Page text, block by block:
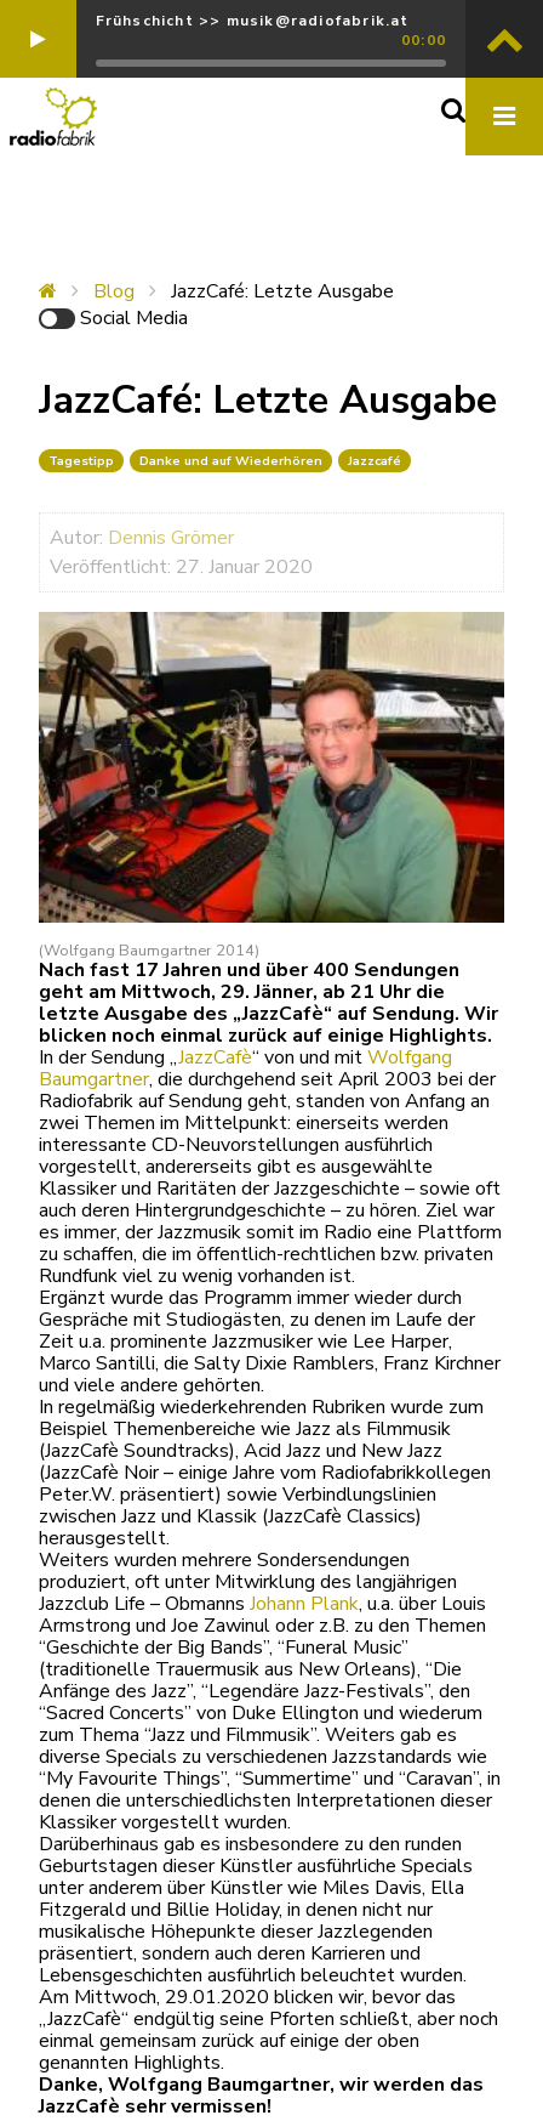
Frühschicht >> musik@radiofabrik.at
00:00
Blog
JazzCafé: Letzte Ausgabe
Social Media
JazzCafé: Letzte Ausgabe
Tagestipp Danke und auf Wiederhören Jazzcafé
Autor: Dennis Grömer
Veröffentlicht: 27. Januar 2020
(Wolfgang Baumgartner 2014)
Nach fast 17 Jahren und über 400 Sendungen
geht am Mittwoch, 29. Jänner, ab 21 Uhr die
letzte Ausgabe des „JazzCafè“ auf Sendung. Wir
blicken noch einmal zurück auf einige Highlights.
In der Sendung „JazzCafè“ von und mitWolfgang
Baumgartner, die durchgehend seit April 2003 bei der
Radiofabrik auf Sendung geht, standen von Anfang an
zwei Themen im Mittelpunkt: einerseits werden
interessante CD-Neuvorstellungen ausführlich
vorgestellt, andererseits gibt es ausgewählte
Klassiker und Raritäten der Jazzgeschichte – sowie oft
auch deren Hintergrundgeschichte – zu hören. Ziel war
es immer, der Jazzmusik somit im Radio eine Plattform
zu schaffen, die im öffentlich-rechtlichen bzw. privaten
Rundfunk viel zu wenig vorhanden ist.
Ergänzt wurde das Programm immer wieder durch
Gespräche mit Studiogästen, zu denen im Laufe der
Zeit u.a. prominente Jazzmusiker wie Lee Harper,
Marco Santilli, die Salty Dixie Ramblers, Franz Kirchner
und viele andere gehörten.
In regelmäßig wiederkehrenden Rubriken wurde zum
Beispiel Themenbereiche wie Jazz als Filmmusik
(JazzCafè Soundtracks), Acid Jazz und New Jazz
(JazzCafè Noir – einige Jahre vom Radiofabrikkollegen
Peter.W. präsentiert) sowie Verbindlungslinien
zwischen Jazz und Klassik (JazzCafè Classics)
herausgestellt.
Weiters wurden mehrere Sondersendungen
produziert, oft unter Mitwirklung des langjährigen
Jazzclub Life – Obmanns Johann Plank, u.a. über Louis
Armstrong und Joe Zawinul oder z.B. zu den Themen
“Geschichte der Big Bands”, “Funeral Music”
(traditionelle Trauermusik aus New Orleans), “Die
Anfänge des Jazz”, “Legendäre Jazz-Festivals”, den
“Sacred Concerts” von Duke Ellington und wiederum
zum Thema “Jazz und Filmmusik”. Weiters gab es
diverse Specials zu verschiedenen Jazzstandards wie
“My Favourite Things”, “Summertime” und “Caravan”, in
denen die unterschiedlichsten Interpretationen dieser
Klassiker vorgestellt wurden.
Darüberhinaus gab es insbesondere zu den runden
Geburtstagen dieser Künstler ausführliche Specials
unter anderem über Künstler wie Miles Davis, Ella
Fitzgerald und Billie Holiday, in denen nicht nur
musikalische Höhepunkte dieser Jazzlegenden
präsentiert, sondern auch deren Karrieren und
Lebensgeschichten ausführlich beleuchtet wurden.
Am Mittwoch, 29.01.2020 blicken wir, bevor das
„JazzCafè“ endgültig seine Pforten schließt, aber noch
einmal gemeinsam zurück auf einige der oben
genannten Highlights.
Danke, Wolfgang Baumgartner, wir werden das
JazzCafè sehr vermissen!